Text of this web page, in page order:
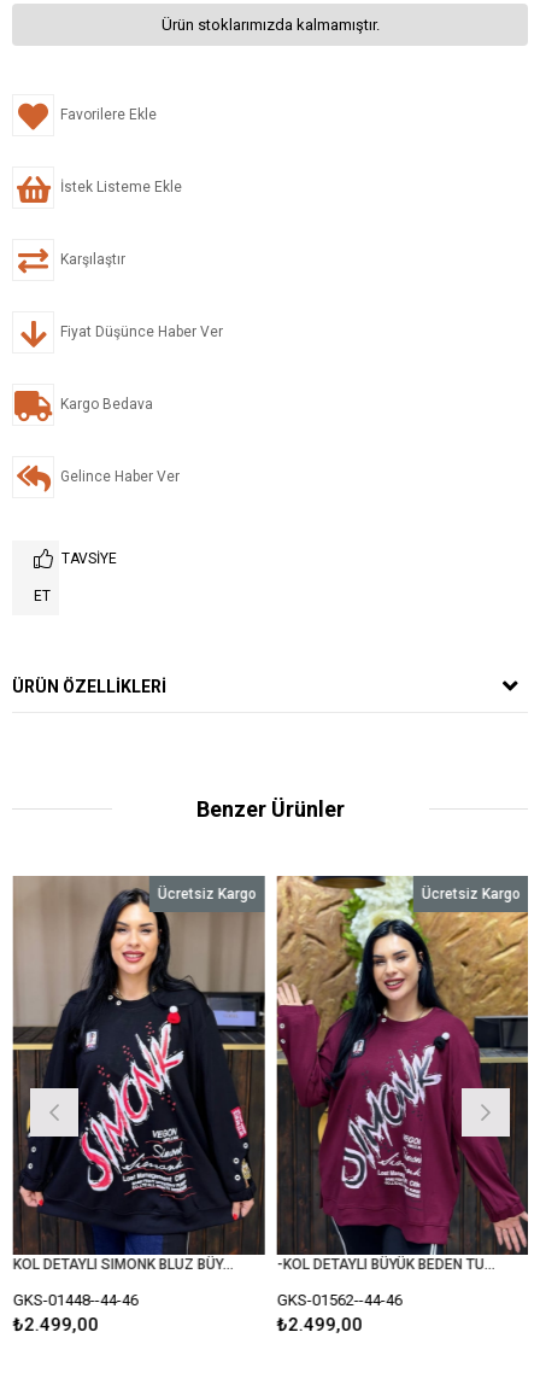
Ürün stoklarımızda kalmamıştır.
Favorilere Ekle
İstek Listeme Ekle
Karşılaştır
Fiyat Düşünce Haber Ver
Kargo Bedava
Gelince Haber Ver
TAVSIYE
ET
ÜRÜN ÖZELLIKLERI
Benzer Ürünler
KOL DETAYLI SIMONK BLUZ BÜYÜK BEDEN SİYAH
01448--44-46
Ücretsiz Kargo
-KOL DETAYLI BÜYÜK BEDEN TUNİK BLUZ
GKS-01562--44-46
₺2.499,00
Ücretsiz Kargo